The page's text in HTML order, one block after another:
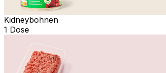
Kidneybohnen
1 Dose